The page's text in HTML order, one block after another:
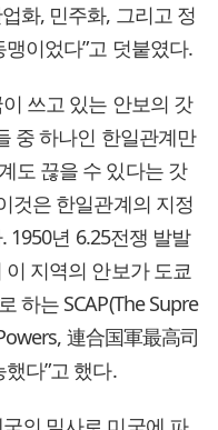
화, 민주화, 그리고 정
이었다”고 덧붙였다.
쓰고 있는 안보의 갓
중 하나인 한일관계만
도 끊을 수 있다는 갓
것은 한일관계의 지정
1950년 6.25전쟁 발발
지역의 안보가 도쿄
하는 SCAP(The Supre
連合国軍最高司
다”고 했다.